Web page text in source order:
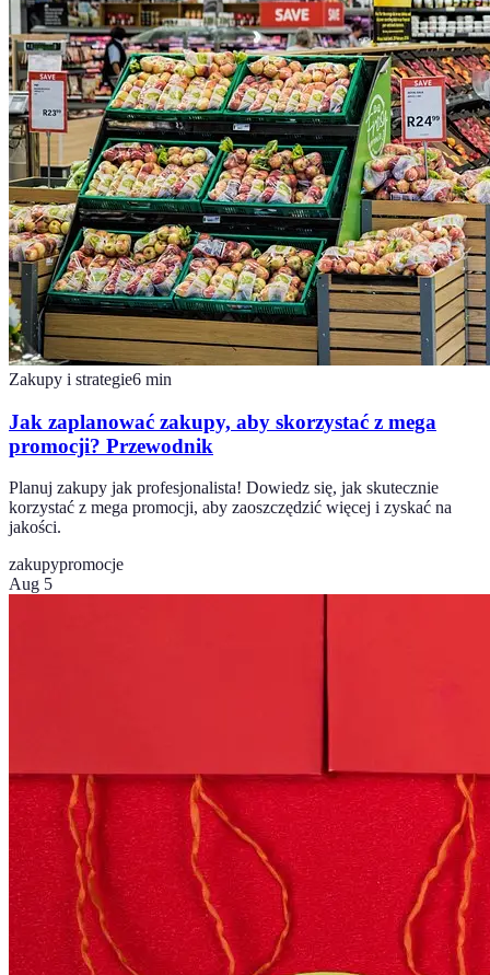
Zakupy i strategie6 min
Jak zaplanować zakupy, aby skorzystać z mega
promocji? Przewodnik
Planuj zakupy jak profesjonalista! Dowiedz się, jak skutecznie
korzystać z mega promocji, aby zaoszczędzić więcej i zyskać na
jakości.
zakupypromocje
Aug 5